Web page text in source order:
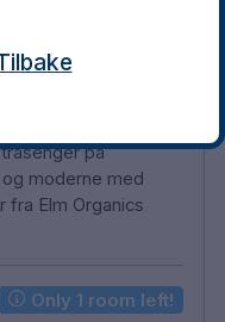
sørger for at du
inkluderer
på
moderne med
Elm Organics
Only 1 room left!